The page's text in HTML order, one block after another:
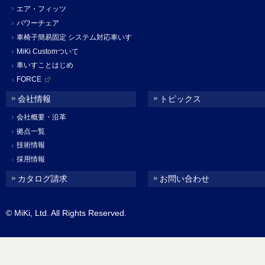
エア・フィッツ
パワーチェア
車椅子簡易固定 システム対応車いす
MiKi Customついて
車いすことはじめ
FORCE
会社情報
会社概要・沿革
拠点一覧
技術情報
採用情報
トピックス
カタログ請求 お問い合わせ
© MiKi, Ltd. All Rights Reserved.